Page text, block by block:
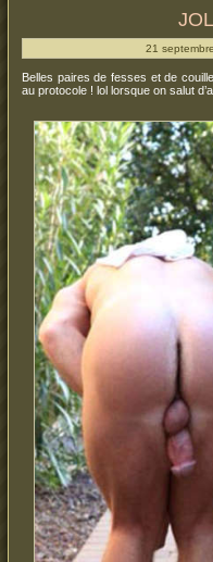
21
Belles paires de fesses et de
au protocole ! lol lorsque on salut